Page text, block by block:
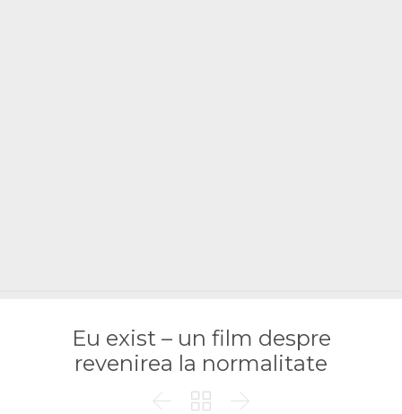
Eu exist – un film despre
revenirea la normalitate
  